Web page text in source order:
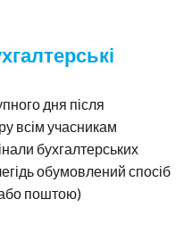
дня після
всім учасникам
бухгалтерських
обумовлений спосіб
поштою)